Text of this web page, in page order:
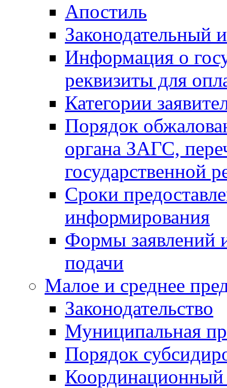
Апостиль
Законодательный
Информация о
реквизиты для
Категории
Порядок
органа ЗАГС,
государственной
Сроки
информирования
Формы заявлений
подачи
Малое и среднее
Законодательство
Муниципальная
Порядок
Координационный